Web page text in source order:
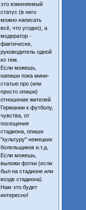
это изменяемый
статус (в него
можно написать
всё, что угодно), а
модератор -
фактически,
руководитель одной
из тем.
Если можешь,
напиши пока мини-
статью про (или
просто опиши)
отношение жителей
Германии к футболу,
чувства, от
посещения
стадиона, опиши
"культуру" немецких
болельщиков и.т.д.
Если можешь,
выложи фотки (если
был на стадионе или
возде стадиона).
Нам это будет
интересно!